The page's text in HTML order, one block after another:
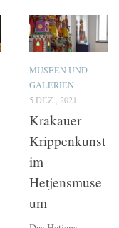
MUSEEN UND
GALERIEN
5 DEZ., 2021
Krakauer
Krippenkunst
im
Hetjensmuse
um